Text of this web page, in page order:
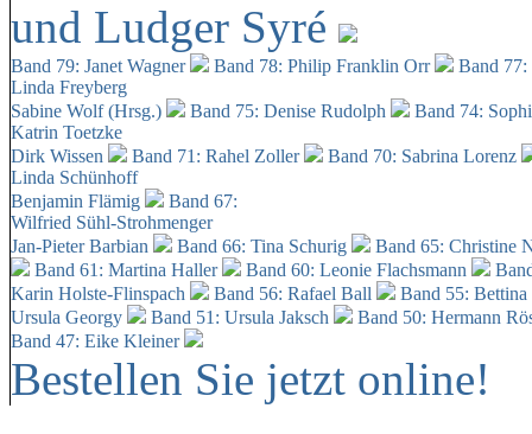
und Ludger Syré
Band 79: Janet Wagner Band 78: Philip Franklin Orr
Band
Linda Freyberg
Sabine Wolf (Hrsg.)
Band 75: Denise Rudolph
Band 74:
Katrin Toetzke
Dirk Wissen
Band 71: Rahel Zoller
Band 70: Sabrina Lorenz
Linda Schünhoff
Benjamin Flämig
Band 67:
Wilfried Sühl-Strohmenger
Jan-Pieter Barbian
Band 66: Tina Schurig
Band 65: Christine
Band 61: Martina Haller
Band 60: Leonie Flachsmann
Karin Holste-Flinspach
Band 56: Rafael Ball
Band 55:
Ursula Georgy
Band 51: Ursula Jaksch Band 50: Hermann
Band 47: Eike Kleiner
Bestellen Sie jetzt online!